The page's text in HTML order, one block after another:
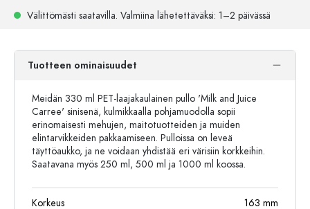
Välittömästi saatavilla. Valmiina lähetettäväksi: 1–2 päivässä
Tuotteen ominaisuudet
Meidän 330 ml PET-laajakaulainen pullo 'Milk and Juice
Carree' sinisenä, kulmikkaalla pohjamuodolla sopii
erinomaisesti mehujen, maitotuotteiden ja muiden
elintarvikkeiden pakkaamiseen. Pulloissa on leveä
täyttöaukko, ja ne voidaan yhdistää eri värisiin korkkeihin.
Saatavana myös 250 ml, 500 ml ja 1000 ml koossa.
Korkeus 163 mm